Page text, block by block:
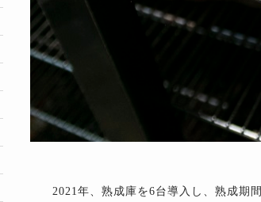
2021年、熟成庫を6台導入し、熟成期